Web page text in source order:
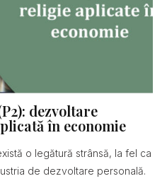
dezvoltare
în economie
o legătură strânsă, la fel ca
de dezvoltare personală.